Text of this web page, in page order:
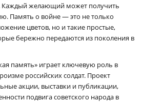
Каждый желающий может получить
Память о войне — это не только
цветов, но и такие простые,
бережно передаются из поколения в
память» играет ключевую роль в
российских солдат. Проект
акции, выставки и публикации,
подвига советского народа в